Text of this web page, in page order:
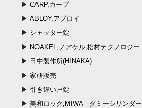
CARP,カープ
ABLOY,アブロイ
シャッター錠
NOAKEL,ノアケル,松村テクノロジー
日中製作所(HINAKA)
家研販売
引き違い戸錠
美和ロック,MIWA ダミーシリンダー